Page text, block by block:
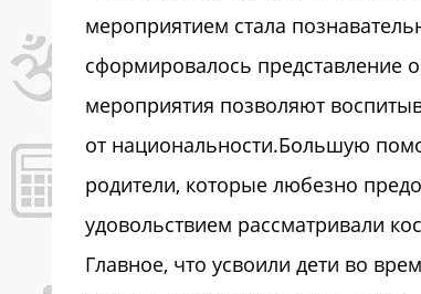
мероприятием стала
сформировалось представление
мероприятия позволяют
от национальности.Большую
родители, которые любезно
удовольствием рассматривали
Главное, что усвоили дети во